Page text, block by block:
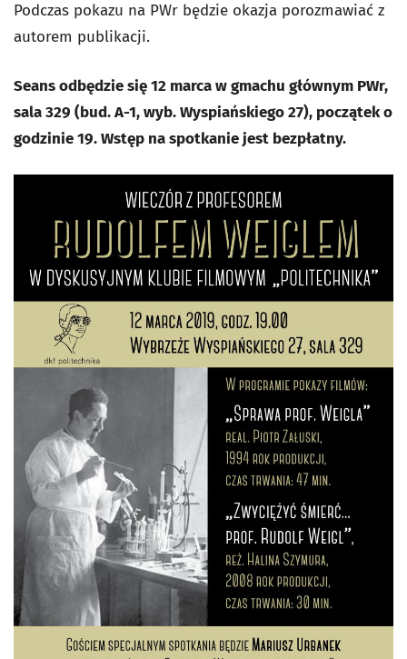
Podczas pokazu na PWr będzie okazja porozmawiać z
autorem publikacji.
Seans odbędzie się 12 marca w gmachu głównym PWr,
sala 329 (bud. A-1, wyb. Wyspiańskiego 27), początek o
godzinie 19. Wstęp na spotkanie jest bezpłatny.